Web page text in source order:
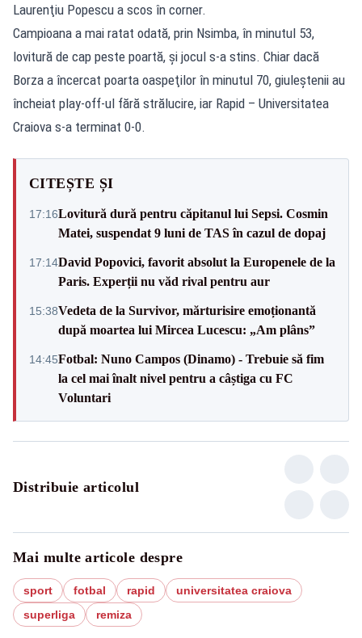
Laurenţiu Popescu a scos în corner.
Campioana a mai ratat odată, prin Nsimba, în minutul 53,
lovitură de cap peste poartă, şi jocul s-a stins. Chiar dacă
Borza a încercat poarta oaspeţilor în minutul 70, giuleştenii au
încheiat play-off-ul fără strălucire, iar Rapid – Universitatea
Craiova s-a terminat 0-0.
CITEȘTE ȘI
17:16Lovitură dură pentru căpitanul lui Sepsi. Cosmin
Matei, suspendat 9 luni de TAS în cazul de dopaj
17:14David Popovici, favorit absolut la Europenele de la
Paris. Experții nu văd rival pentru aur
15:38Vedeta de la Survivor, mărturisire emoționantă
după moartea lui Mircea Lucescu: „Am plâns”
14:45Fotbal: Nuno Campos (Dinamo) - Trebuie să fim
la cel mai înalt nivel pentru a câștiga cu FC
Voluntari
Distribuie articolul
Mai multe articole despre
sport fotbal rapid
universitatea craiova
superliga
remiza